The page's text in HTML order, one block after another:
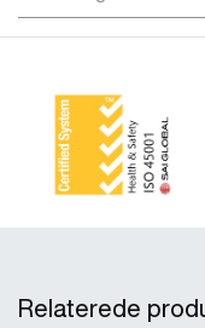
Relaterede